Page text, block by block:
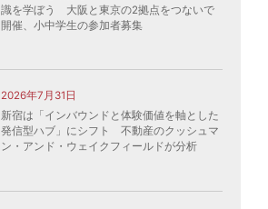
識を学ぼう 大阪と東京の2拠点をつないで
開催、小中学生の参加者募集
2026年7月31日
新宿は「インバウンドと体験価値を軸とした
発信型ハブ」にシフト 不動産のクッシュマ
ン・アンド・ウェイクフィールドが分析